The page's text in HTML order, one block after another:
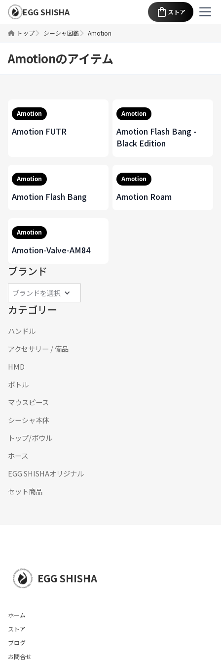
EGG SHISHA ストア
トップ シーシャ図鑑 Amotion
Amotionのアイテム
ブランド
ブランドを選択
カテゴリー
ハンドル
アクセサリー / 備品
HMD
ボトル
マウスピース
シーシャ本体
トップ/ボウル
ホース
EGG SHISHAオリジナル
セット商品
Amotion
Amotion FUTR
Amotion
Amotion Flash Bang -
Black Edition
Amotion
Amotion Flash Bang
Amotion
Amotion Roam
Amotion
Amotion-Valve-AM84
EGG SHISHA
ホーム
ストア
ブログ
お問合せ